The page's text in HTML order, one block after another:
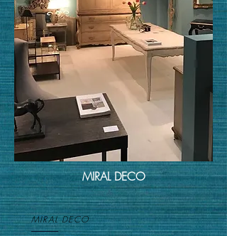
MIRAL DECO
MIRAL DECO